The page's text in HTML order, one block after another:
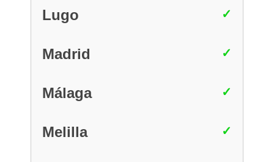
Lugo
Madrid
Málaga
Melilla